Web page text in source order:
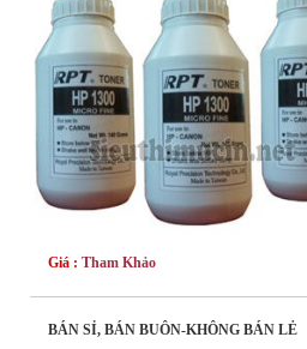
Giá : Tham Khảo
BÁN SỈ, BÁN BUÔN-KHÔNG BÁN LẺ